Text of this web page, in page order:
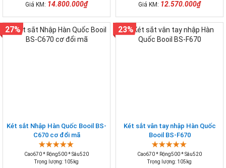
Giá KM: 14.800.000₫ Giá KM: 12.570.000₫
Két sắt Nhập Hàn Quốc Booil BS-
C670 cơ đổi mã
Cao670 * Rộng500 * Sâu520
Trọng lượng: 105kg
27%
Két sắt vân tay nhập Hàn Quốc
Booil BS-F670
Cao670 * Rộng500 * Sâu520
Trọng lượng: 105kg
23%